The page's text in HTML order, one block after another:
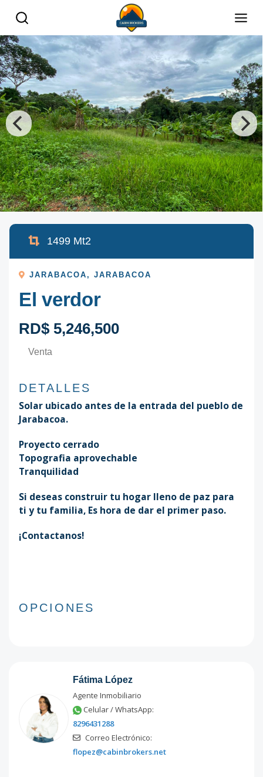
1499 Mt2
JARABACOA ,JARABACOA
El verdor
RD$ 5,246,500
Venta
DETALLES
Solar ubicado antes de la entrada del pueblo de
Jarabacoa.
Proyecto cerrado
Topografia aprovechable
Tranquilidad
Si deseas construir tu hogar lleno de paz para
ti y tu familia, Es hora de dar el primer paso.
¡Contactanos!
OPCIONES
Fátima López
Agente Inmobiliario
Celular / WhatsApp:
8296431288
Correo Electrónico:
flopez@cabinbrokers.net